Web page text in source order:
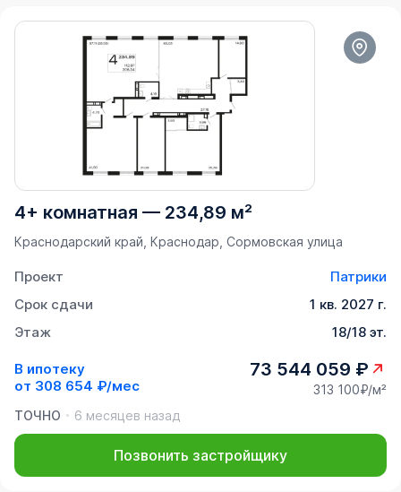
4+ комнатная — 234,89 м²
Краснодарский край, Краснодар, Сормовская улица
Проект
Патрики
Срок сдачи
1 кв. 2027 г.
Этаж
18/18 эт.
В ипотеку
от 308 654 ₽/мес
73 544 059 ₽
313 100₽/м²
ТОЧНО
6 месяцев назад
Позвонить застройщику